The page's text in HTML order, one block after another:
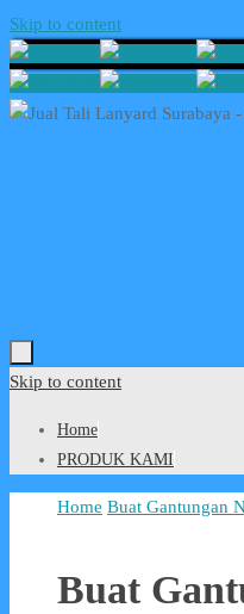
Skip to content
Skip to content
Home
PRODUK KAMI
Home Buat Gantungan
Buat